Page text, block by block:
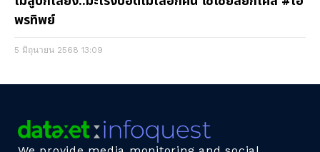
พรทิพย์
5 มิถุนายน 2568 13:09